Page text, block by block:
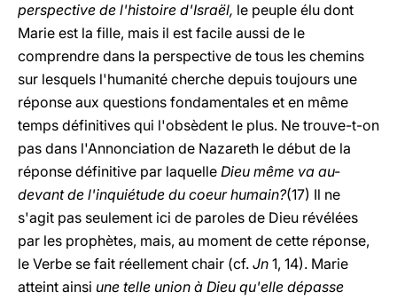
perspective de l'histoire d'Israël, le peuple élu dont
Marie est la fille, mais il est facile aussi de le
comprendre dans la perspective de tous les chemins
sur lesquels l'humanité cherche depuis toujours une
réponse aux questions fondamentales et en même
temps définitives qui l'obsèdent le plus. Ne trouve-t-on
pas dans l'Annonciation de Nazareth le début de la
réponse définitive par laquelle Dieu même va au-
devant de l'inquiétude du coeur humain?(17) Il ne
s'agit pas seulement ici de paroles de Dieu révélées
par les prophètes, mais, au moment de cette réponse,
le Verbe se fait réellement chair (cf. Jn 1, 14). Marie
atteint ainsi une telle union à Dieu qu'elle dépasse